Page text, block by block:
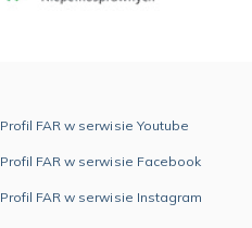
Profil FAR w serwisie Youtube
Profil FAR w serwisie Facebook
Profil FAR w serwisie Instagram